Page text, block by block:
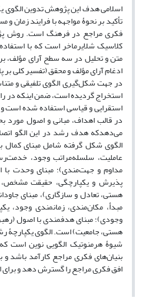
اسلامی هدف این پژوهش تدوین الگوی
تأکید بر نحوۀ مواجهه با فرایند زمان
فکری مراجع در فرهنگ است. روش
کلاسیک شلایرماخر است که با
متن و تحلیل در سه سطح آرای مؤلف،
ادغام آرای مؤلف و محقق (تفسیر کلی بر
در جهت شکل‌گیری الگوی تلفیقی و
استخراج گردیده است، ضمن اینکه در
استقرایی و قیاسی استفاده شده است
در قالب اهداف، مبانی و اصول مورد
می‌دهدکه هدف رشد در این الگو
الگوی شکل گرفته شامل مبنای کمال
عاملیت، سلسله‌مراتب وجود،
مداوم و جهت‌مندی)؛ مبنای وحدت با
پذیرش و یکپارچگی، حقیقت مشخص،
هستی، تعادل و سازگاری)، مبنای
مبدأ، مکان‌مندی، زمانمندی وجود،
وجودی)؛ مبنای هدفمندی با اصول
هستی، جامعیت) است. الگوی یکپارچۀ
شیوۀ هرمنوتیک الگویی نوین است
بنیان‌های فکری مراجع کارآمد باشد و
افق فکری مراجع را گسترش دهد و